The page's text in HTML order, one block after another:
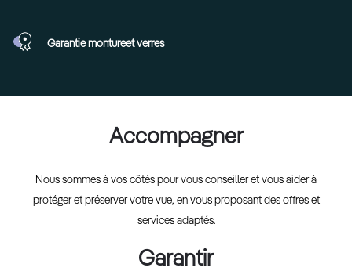
Garantie montureet verres
Accompagner
Nous sommes à vos côtés pour vous conseiller et vous aider à
protéger et préserver votre vue, en vous proposant des offres et
services adaptés.
Garantir